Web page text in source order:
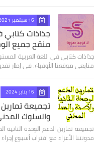
16 سبتمبر 2021
جذاذات كتابي
منقح جميع
جذاذات كتابي في اللغة العربية
متابعي موقعنا الأوفياء، في إطار
16 يناير 2024
تجميعة تمارين
والسلوك
تجميعة تمارين الدعم الوحدة
مدونتنا الأعزاء مع اقتراب أسبوع